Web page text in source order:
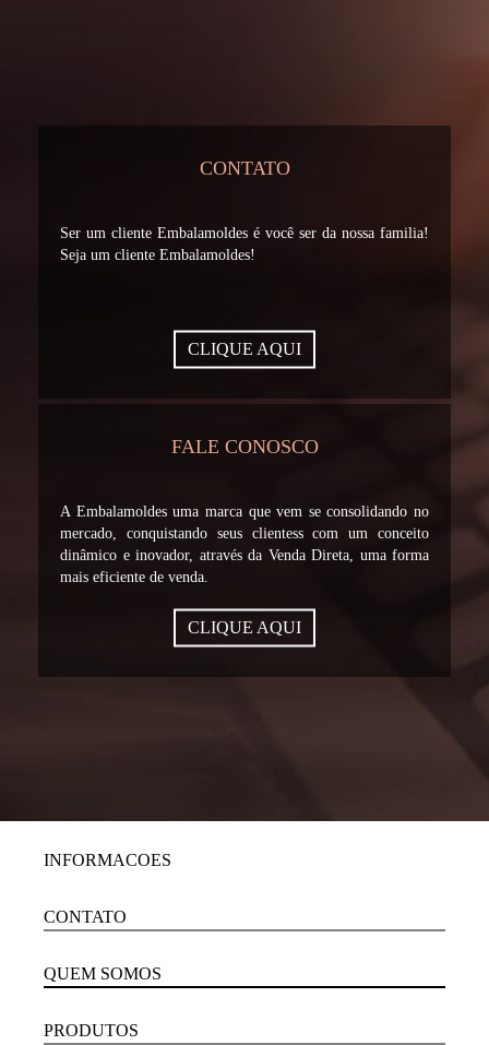
CONTATO
Ser um cliente Embalamoldes é você ser da nossa familia!
Seja um cliente Embalamoldes!
CLIQUE AQUI
FALE CONOSCO
A Embalamoldes uma marca que vem se consolidando no
mercado, conquistando seus clientess com um conceito
dinâmico e inovador, através da Venda Direta, uma forma
mais eficiente de venda.
CLIQUE AQUI
INFORMACOES
CONTATO
QUEM SOMOS
PRODUTOS